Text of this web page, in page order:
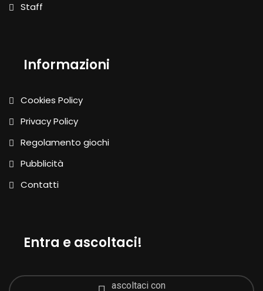
Staff
Informazioni
Cookies Policy
Privacy Policy
Regolamento giochi
Pubblicità
Contatti
Entra e ascoltaci!
ascoltaci con